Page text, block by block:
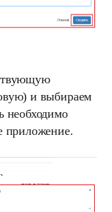
и выбираем
необходимо
приложение.